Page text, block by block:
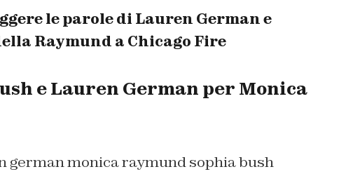
le parole di Lauren German e
Raymund a Chicago Fire
e Lauren German per Monica